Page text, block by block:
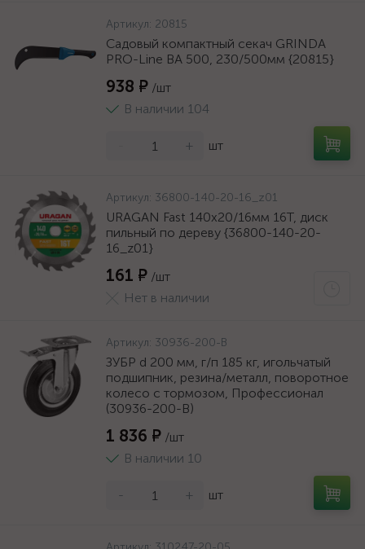
Артикул: 20815
Садовый компактный секач GRINDA
PRO-Line BA 500, 230/500мм {20815}
938 ₽ /шт
В наличии 104
+ шт
Артикул: 36800-140-20-16_z01
URAGAN Fast 140x20/16мм 16Т, диск
пильный по дереву {36800-140-20-
16_z01}
161 ₽ /шт
Нет в наличии
Артикул: 30936-200-B
ЗУБР d 200 мм, г/п 185 кг, игольчатый
подшипник, резина/металл, поворотное
колесо c тормозом, Профессионал
(30936-200-B)
1 836 ₽ /шт
В наличии 10
- + шт